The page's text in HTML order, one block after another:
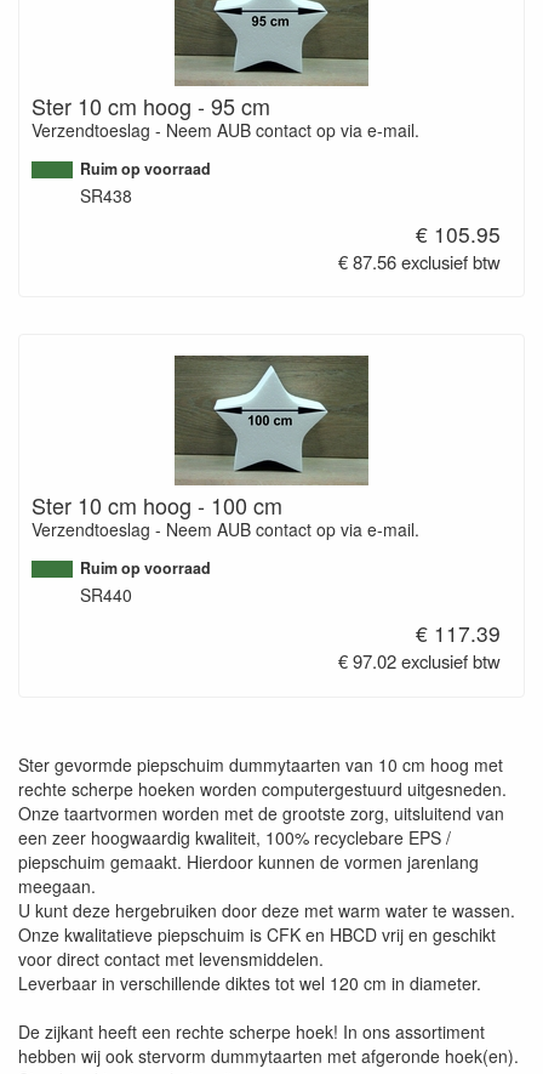
Ster 10 cm hoog - 95 cm
Verzendtoeslag - Neem AUB contact op via e-mail.
Ruim op voorraad
SR438
€ 105.95
€ 87.56 exclusief btw
Ster 10 cm hoog - 100 cm
Verzendtoeslag - Neem AUB contact op via e-mail.
Ruim op voorraad
SR440
€ 117.39
€ 97.02 exclusief btw
Ster gevormde piepschuim dummytaarten van 10 cm hoog met
rechte scherpe hoeken worden computergestuurd uitgesneden.
Onze taartvormen worden met de grootste zorg, uitsluitend van
een zeer hoogwaardig kwaliteit, 100% recyclebare EPS /
piepschuim gemaakt. Hierdoor kunnen de vormen jarenlang
meegaan.
U kunt deze hergebruiken door deze met warm water te wassen.
Onze kwalitatieve piepschuim is CFK en HBCD vrij en geschikt
voor direct contact met levensmiddelen.
Leverbaar in verschillende diktes tot wel 120 cm in diameter.
De zijkant heeft een rechte scherpe hoek! In ons assortiment
hebben wij ook stervorm dummytaarten met afgeronde hoek(en).